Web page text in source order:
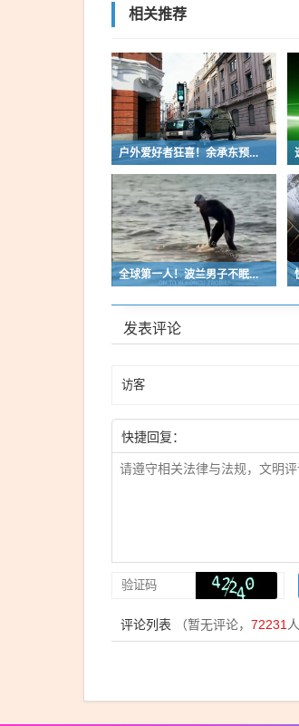
相关推荐
户外爱好者狂喜！余承东预热享界G9：配电动顶帐、尾门厨房
全球第一人！波兰男子不眠不休游泳56小时横渡波罗的海
发表评论
快捷回复：
评论列表 （暂无评论， 72231